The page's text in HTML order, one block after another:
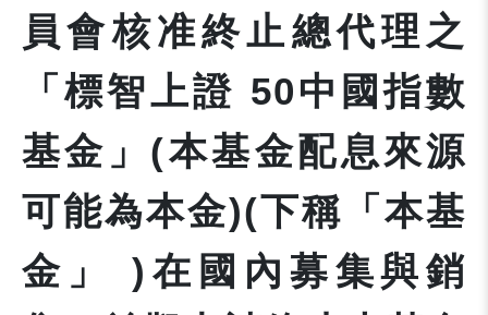
員會核准終止總代理之
「標智上證 50中國指數
基金」(本基金配息來源
可能為本金)(下稱「本基
金」 )在國內募集與銷